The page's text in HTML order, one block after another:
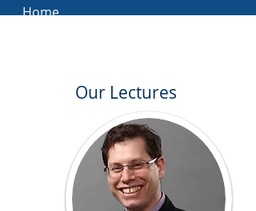
Home
Our Lectures